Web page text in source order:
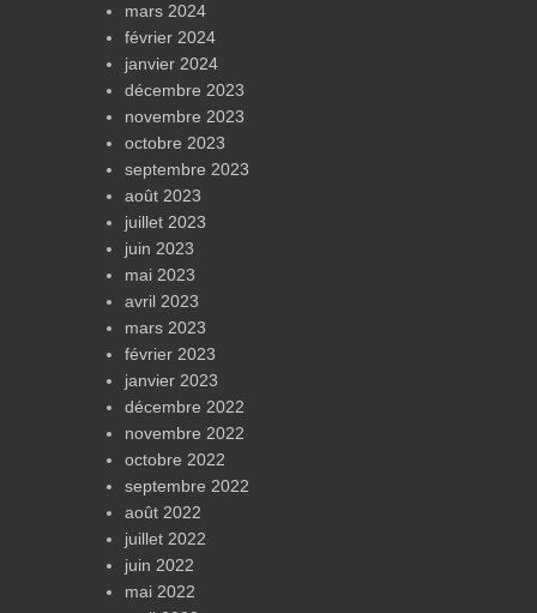
mars 2024
février 2024
janvier 2024
décembre 2023
novembre 2023
octobre 2023
septembre 2023
août 2023
juillet 2023
juin 2023
mai 2023
avril 2023
mars 2023
février 2023
janvier 2023
décembre 2022
novembre 2022
octobre 2022
septembre 2022
août 2022
juillet 2022
juin 2022
mai 2022